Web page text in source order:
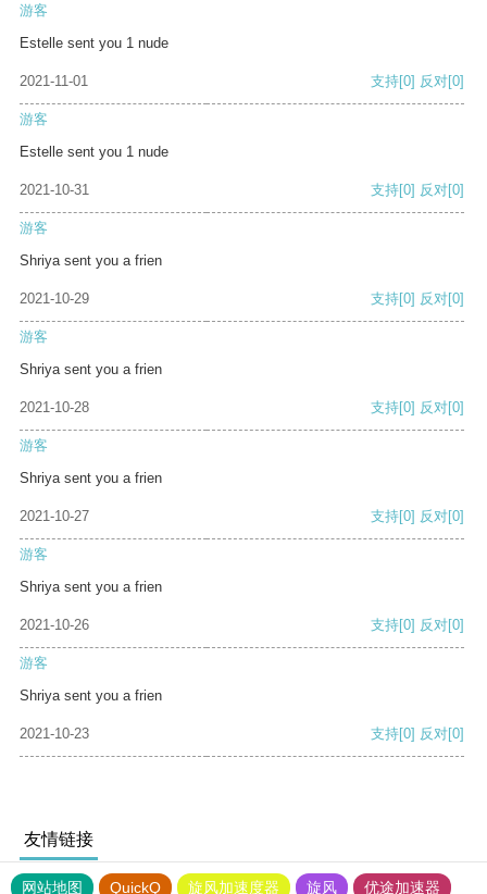
游客
Estelle sent you 1 nude
2021-11-01 支持[0] 反对[0]
游客
Estelle sent you 1 nude
2021-10-31 支持[0] 反对[0]
游客
Shriya sent you a frien
2021-10-29 支持[0] 反对[0]
游客
Shriya sent you a frien
2021-10-28 支持[0] 反对[0]
游客
Shriya sent you a frien
2021-10-27 支持[0] 反对[0]
游客
Shriya sent you a frien
2021-10-26 支持[0] 反对[0]
游客
Shriya sent you a frien
2021-10-23 支持[0] 反对[0]
友情链接
网站地图 QuickQ 旋风加速度器 旋风 优途加速器